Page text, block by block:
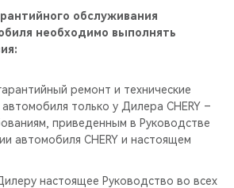
обслуживания
необходимо выполнять
ремонт и технические
только у Дилера CHERY –
приведенным в Руководстве
автомобиля CHERY и настоящем
настоящее Руководство во всех